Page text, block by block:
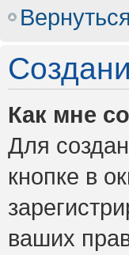
Как мне
Для
кнопке в
ваших